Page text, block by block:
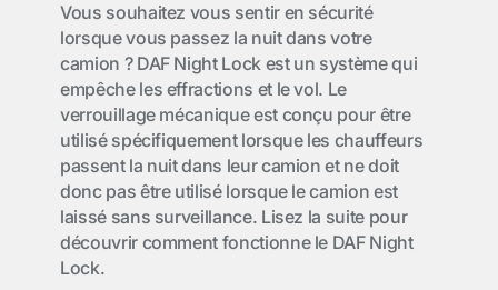
Vous souhaitez vous sentir en sécurité
lorsque vous passez la nuit dans votre
camion ? DAF Night Lock est un système qui
empêche les effractions et le vol. Le
verrouillage mécanique est conçu pour être
utilisé spécifiquement lorsque les chauffeurs
passent la nuit dans leur camion et ne doit
donc pas être utilisé lorsque le camion est
laissé sans surveillance. Lisez la suite pour
découvrir comment fonctionne le DAF Night
Lock.